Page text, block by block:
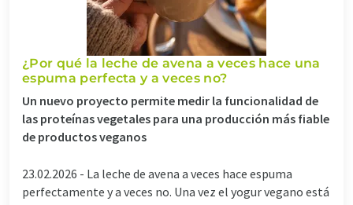
¿Por qué la leche de avena a veces hace una
espuma perfecta y a veces no?
Un nuevo proyecto permite medir la funcionalidad de
las proteínas vegetales para una producción más fiable
de productos veganos
23.02.2026 - La leche de avena a veces hace espuma
perfectamente y a veces no. Una vez el yogur vegano está